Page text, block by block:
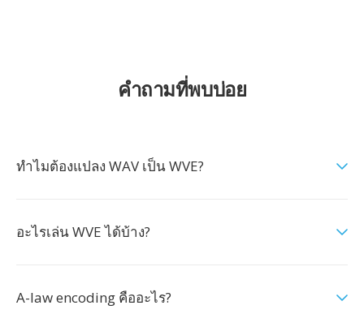
คำถามที่พบบ่อย
ทำไมต้องแปลง WAV เป็น WVE?
อะไรเล่น WVE ได้บ้าง?
A-law encoding คืออะไร?